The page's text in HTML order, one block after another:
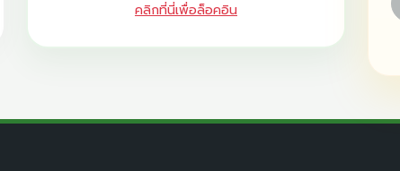
คลิกที่นี่เพื่อล็อคอิน